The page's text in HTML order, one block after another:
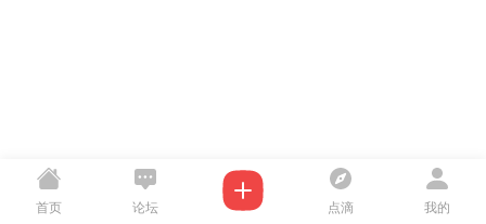
首页 论坛 点滴 我的